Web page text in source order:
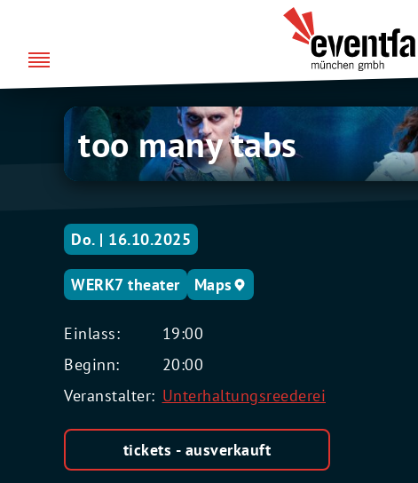
springen
too
many
tabstoo many tabs
Do. | 16.10.2025
WERK7 theater Maps
Einlass:
19:00
Beginn:
20:00
Veranstalter: Unterhaltungsreederei
tickets - ausverkauft